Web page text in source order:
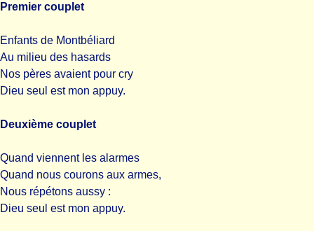
Premier couplet
Enfants de Montbéliard
Au milieu des hasards
Nos pères avaient pour cry
Dieu seul est mon appuy.
Deuxième couplet
Quand viennent les alarmes
Quand nous courons aux armes,
Nous répétons aussy :
Dieu seul est mon appuy.